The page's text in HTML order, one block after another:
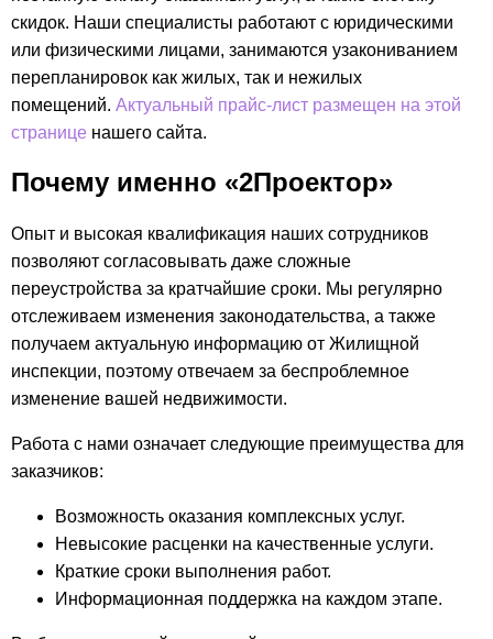
скидок. Наши специалисты работают с юридическими
или физическими лицами, занимаются узакониванием
перепланировок как жилых, так и нежилых
помещений. Актуальный прайс-лист размещен на этой
странице нашего сайта.
Почему именно «2Проектор»
Опыт и высокая квалификация наших сотрудников
позволяют согласовывать даже сложные
переустройства за кратчайшие сроки. Мы регулярно
отслеживаем изменения законодательства, а также
получаем актуальную информацию от Жилищной
инспекции, поэтому отвечаем за беспроблемное
изменение вашей недвижимости.
Работа с нами означает следующие преимущества для
заказчиков:
Возможность оказания комплексных услуг.
Невысокие расценки на качественные услуги.
Краткие сроки выполнения работ.
Информационная поддержка на каждом этапе.